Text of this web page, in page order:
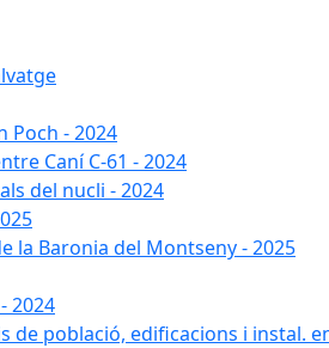
Poch - 2024
Caní C-61 - 2024
del nucli - 2024
la Baronia del Montseny - 2025
2024
població, edificacions i instal.